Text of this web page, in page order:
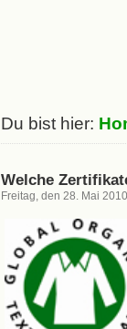
Du bist hier:
Welche
Freitag, den 28. Mai 2010